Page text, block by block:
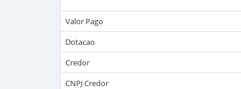
Valor Pago
Dotacao
Credor
CNPJ Credor